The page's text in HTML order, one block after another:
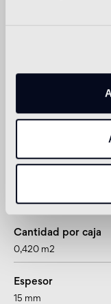
adatto anche per
Cantidad por caja
0,420 m2
Espesor
15 mm